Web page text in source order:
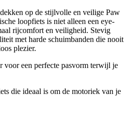
op de stijlvolle en veilige Paw
loopfiets is niet alleen een eye-
rijcomfort en veiligheid. Stevig
met harde schuimbanden die nooit
plezier.
voor een perfecte pasvorm terwijl je
die ideaal is om de motoriek van je